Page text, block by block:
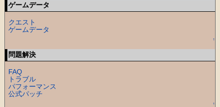
ゲームデータ
クエスト
ゲームデータ
↑
問題解決
FAQ
トラブル
パフォーマンス
公式パッチ
↑